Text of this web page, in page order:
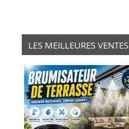
LES MEILLEURES VENTES